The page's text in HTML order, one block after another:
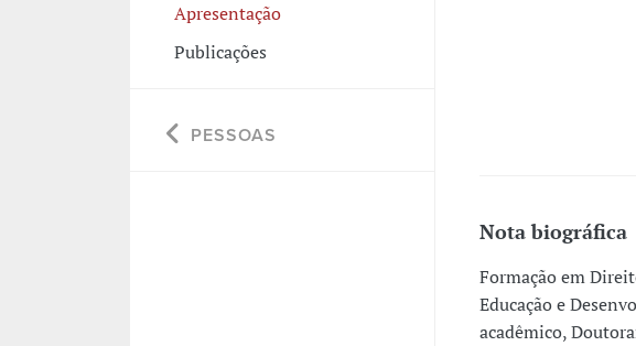
Apresentação
Publicações
PESSOAS
Nota biográfica
Formação em
Educação e
acadêmico,